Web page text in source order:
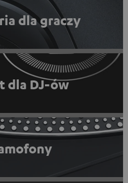
dla graczy
dla DJ-ów